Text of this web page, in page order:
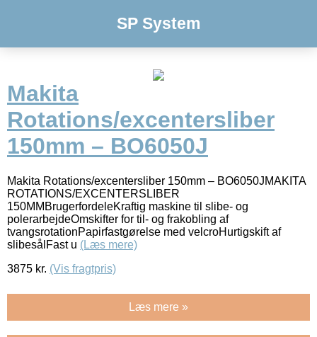
SP System
Makita
Rotations/excentersliber
150mm – BO6050J
Makita Rotations/excentersliber 150mm – BO6050JMAKITA
ROTATIONS/EXCENTERSLIBER
150MMBrugerfordeleKraftig maskine til slibe- og
polerarbejdeOmskifter for til- og frakobling af
tvangsrotationPapirfastgørelse med velcroHurtigskift af
slibesålFast u (Læs mere)
3875 kr. (Vis fragtpris)
Læs mere »